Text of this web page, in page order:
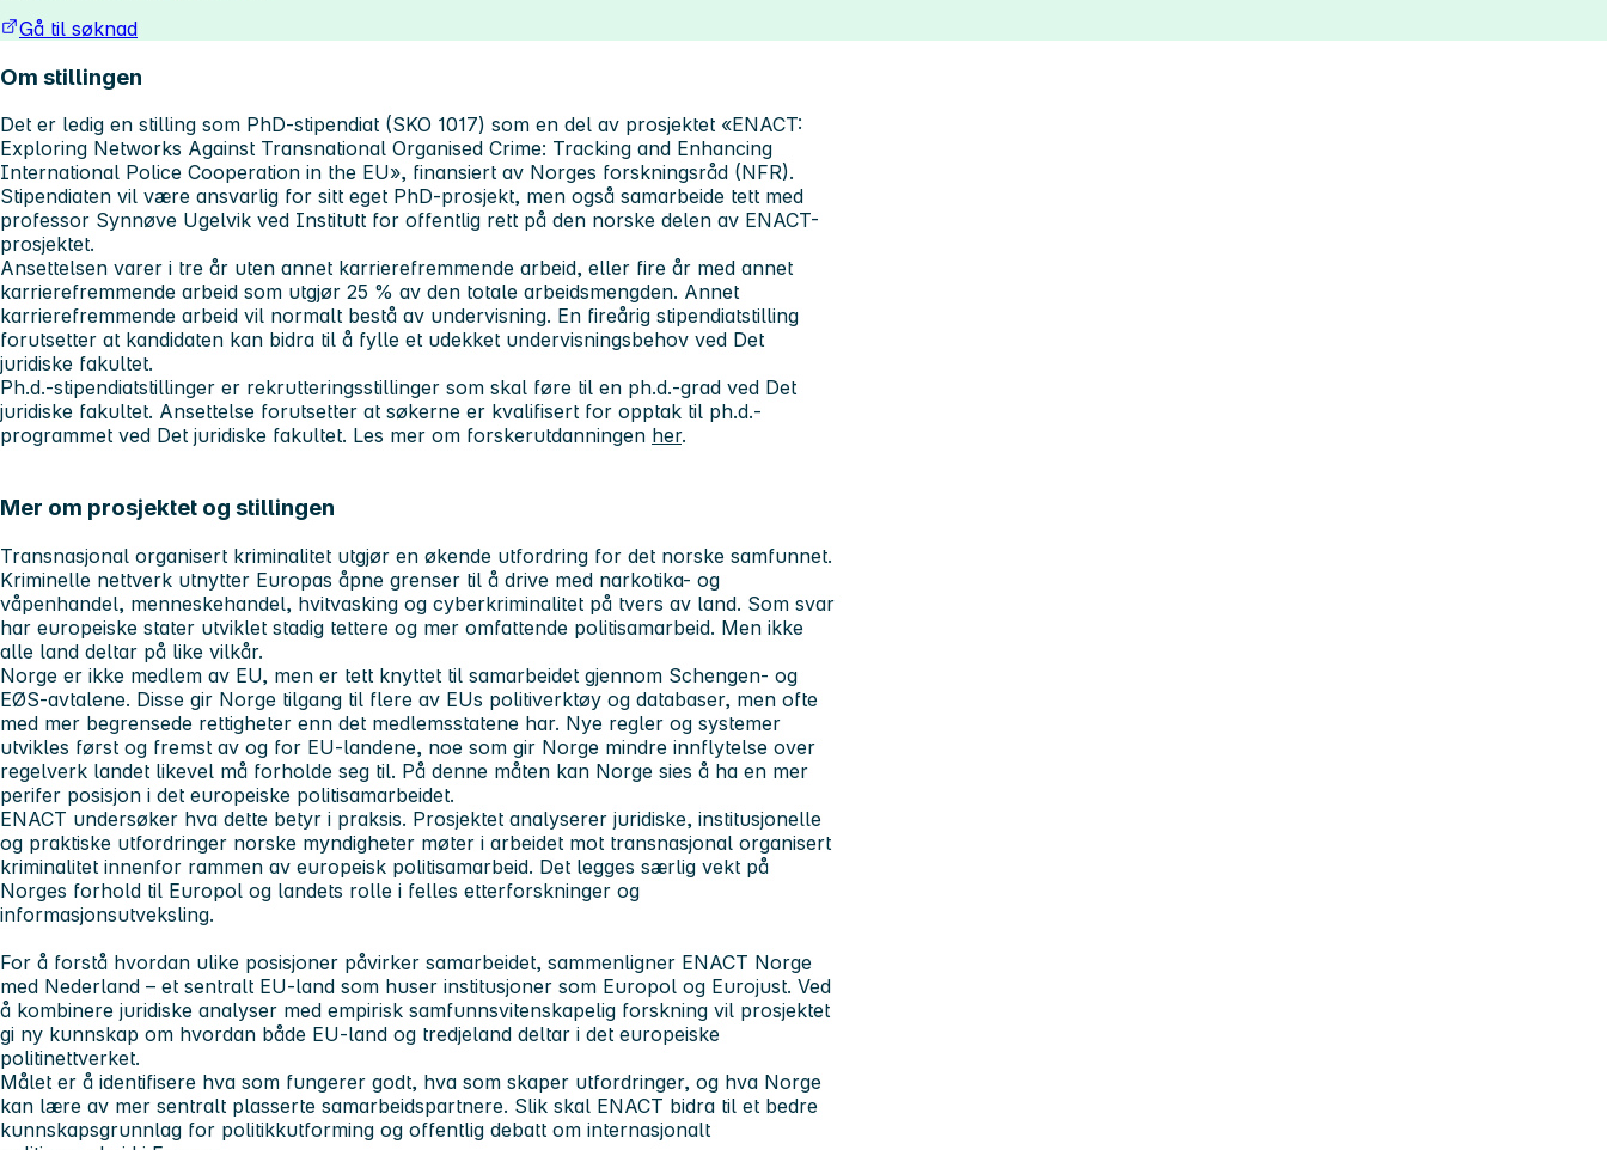
Gå til søknad
Om stillingen
Det er ledig en stilling som PhD-stipendiat (SKO 1017) som en del av prosjektet «ENACT:
Exploring Networks Against Transnational Organised Crime: Tracking and Enhancing
International Police Cooperation in the EU», finansiert av Norges forskningsråd (NFR).
Stipendiaten vil være ansvarlig for sitt eget PhD-prosjekt, men også samarbeide tett med
professor Synnøve Ugelvik ved Institutt for offentlig rett på den norske delen av ENACT-
prosjektet.
Ansettelsen varer i tre år uten annet karrierefremmende arbeid, eller fire år med annet
karrierefremmende arbeid som utgjør 25 % av den totale arbeidsmengden. Annet
karrierefremmende arbeid vil normalt bestå av undervisning. En fireårig stipendiatstilling
forutsetter at kandidaten kan bidra til å fylle et udekket undervisningsbehov ved Det
juridiske fakultet.
Ph.d.-stipendiatstillinger er rekrutteringsstillinger som skal føre til en ph.d.-grad ved Det
juridiske fakultet. Ansettelse forutsetter at søkerne er kvalifisert for opptak til ph.d.-
programmet ved Det juridiske fakultet. Les mer om forskerutdanningen her.
Mer om prosjektet og stillingen
Transnasjonal organisert kriminalitet utgjør en økende utfordring for det norske samfunnet.
Kriminelle nettverk utnytter Europas åpne grenser til å drive med narkotika- og
våpenhandel, menneskehandel, hvitvasking og cyberkriminalitet på tvers av land. Som svar
har europeiske stater utviklet stadig tettere og mer omfattende politisamarbeid. Men ikke
alle land deltar på like vilkår.
Norge er ikke medlem av EU, men er tett knyttet til samarbeidet gjennom Schengen- og
EØS-avtalene. Disse gir Norge tilgang til flere av EUs politiverktøy og databaser, men ofte
med mer begrensede rettigheter enn det medlemsstatene har. Nye regler og systemer
utvikles først og fremst av og for EU-landene, noe som gir Norge mindre innflytelse over
regelverk landet likevel må forholde seg til. På denne måten kan Norge sies å ha en mer
perifer posisjon i det europeiske politisamarbeidet.
ENACT undersøker hva dette betyr i praksis. Prosjektet analyserer juridiske, institusjonelle
og praktiske utfordringer norske myndigheter møter i arbeidet mot transnasjonal organisert
kriminalitet innenfor rammen av europeisk politisamarbeid. Det legges særlig vekt på
Norges forhold til Europol og landets rolle i felles etterforskninger og
informasjonsutveksling.
For å forstå hvordan ulike posisjoner påvirker samarbeidet, sammenligner ENACT Norge
med Nederland – et sentralt EU-land som huser institusjoner som Europol og Eurojust. Ved
å kombinere juridiske analyser med empirisk samfunnsvitenskapelig forskning vil prosjektet
gi ny kunnskap om hvordan både EU-land og tredjeland deltar i det europeiske
politinettverket.
Målet er å identifisere hva som fungerer godt, hva som skaper utfordringer, og hva Norge
kan lære av mer sentralt plasserte samarbeidspartnere. Slik skal ENACT bidra til et bedre
kunnskapsgrunnlag for politikkutforming og offentlig debatt om internasjonalt